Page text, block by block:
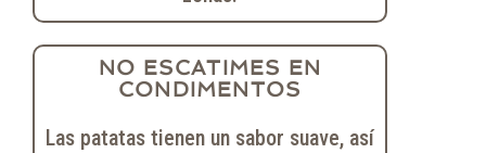
NO ESCATIMES EN
CONDIMENTOS
Las patatas tienen un sabor suave, así